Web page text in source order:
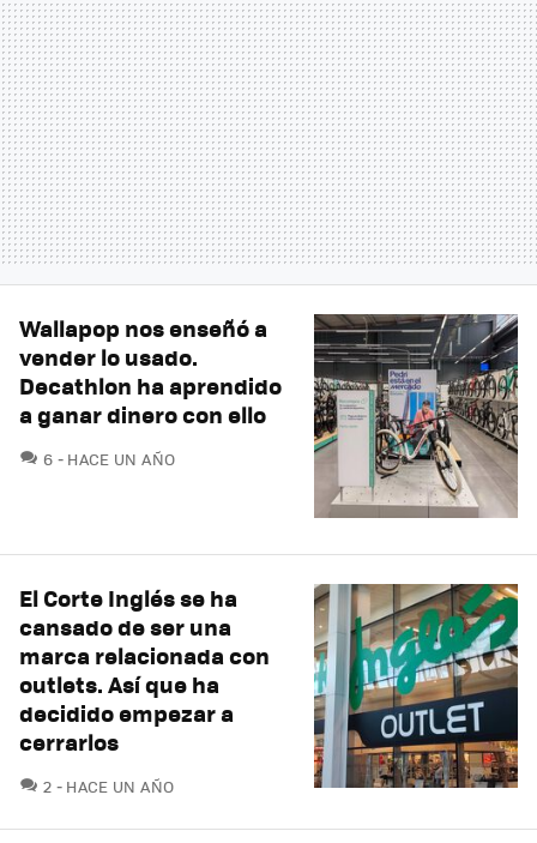
Wallapop nos enseñó a
vender lo usado.
Decathlon ha aprendido
a ganar dinero con ello
6 COMENTARIOS
HACE UN AÑO
El Corte Inglés se ha
cansado de ser una
marca relacionada con
outlets. Así que ha
decidido empezar a
cerrarlos
2 COMENTARIOS
HACE UN AÑO